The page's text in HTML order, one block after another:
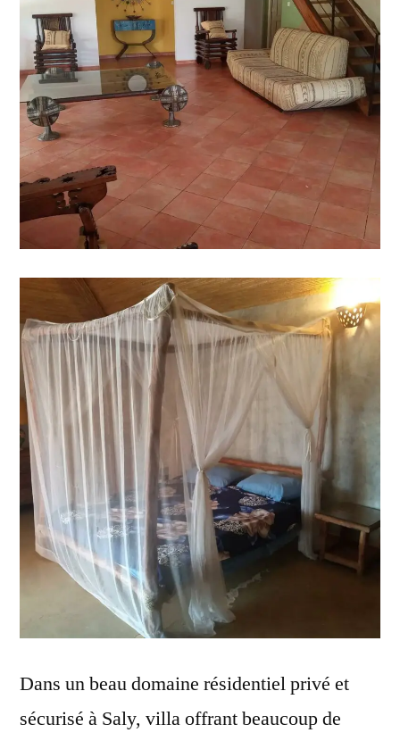
Dans un beau domaine résidentiel privé et
sécurisé à Saly, villa offrant beaucoup de